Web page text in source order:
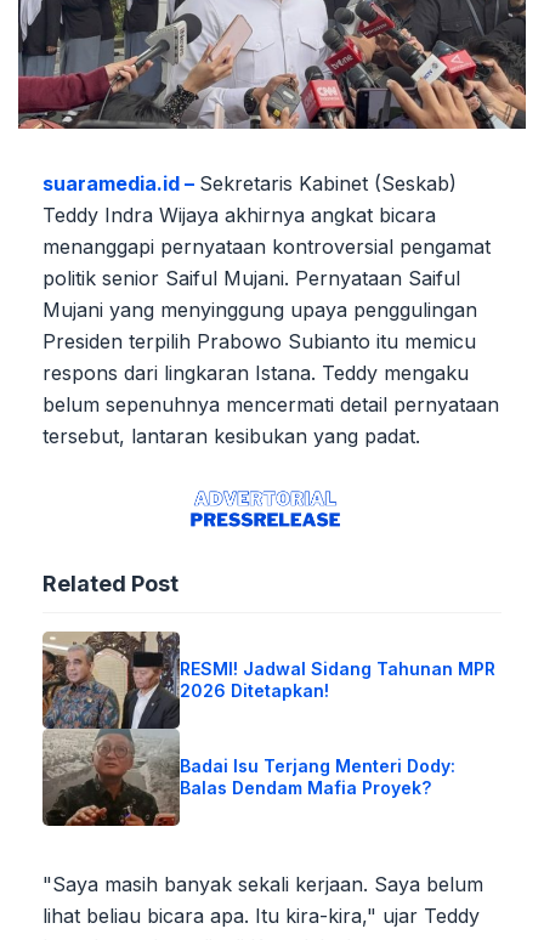
suaramedia.id – Sekretaris Kabinet (Seskab)
Teddy Indra Wijaya akhirnya angkat bicara
menanggapi pernyataan kontroversial pengamat
politik senior Saiful Mujani. Pernyataan Saiful
Mujani yang menyinggung upaya penggulingan
Presiden terpilih Prabowo Subianto itu memicu
respons dari lingkaran Istana. Teddy mengaku
belum sepenuhnya mencermati detail pernyataan
tersebut, lantaran kesibukan yang padat.
Related Post
RESMI! Jadwal Sidang Tahunan MPR
2026 Ditetapkan!
Badai Isu Terjang Menteri Dody:
Balas Dendam Mafia Proyek?
"Saya masih banyak sekali kerjaan. Saya belum
lihat beliau bicara apa. Itu kira-kira," ujar Teddy